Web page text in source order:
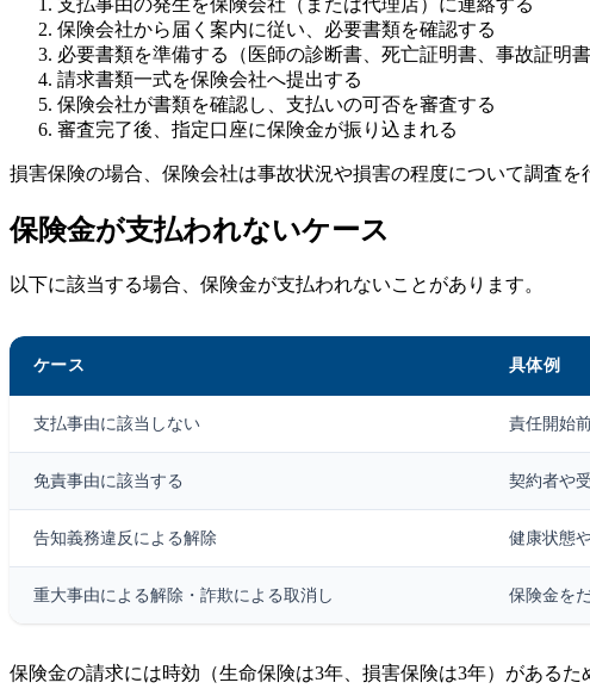
支払事由の発生を保険会社（または代理店）に連絡する
保険会社から届く案内に従い、必要書類を確認する
必要書類を準備する（医師の診断書、死亡証明書、事故証明
請求書類一式を保険会社へ提出する
保険会社が書類を確認し、支払いの可否を審査する
審査完了後、指定口座に保険金が振り込まれる
損害保険の場合、保険会社は事故状況や損害の程度について調査
保険金が支払われないケース
以下に該当する場合、保険金が支払われないことがあります。
ケース 具体例
支払事由に該当しない 責任開始
免責事由に該当する 契約者や
告知義務違反による解除 健康状態
重大事由による解除・詐欺による取消し 保険金を
保険金の請求には時効（生命保険は3年、損害保険は3年）がある